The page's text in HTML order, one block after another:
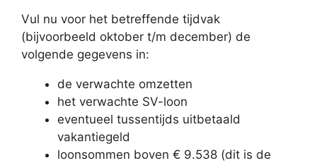
Vul nu voor het betreffende tijdvak
(bijvoorbeeld oktober t/m december) de
volgende gegevens in:
de verwachte omzetten
het verwachte SV-loon
eventueel tussentijds uitbetaald
vakantiegeld
loonsommen boven € 9.538 (dit is de